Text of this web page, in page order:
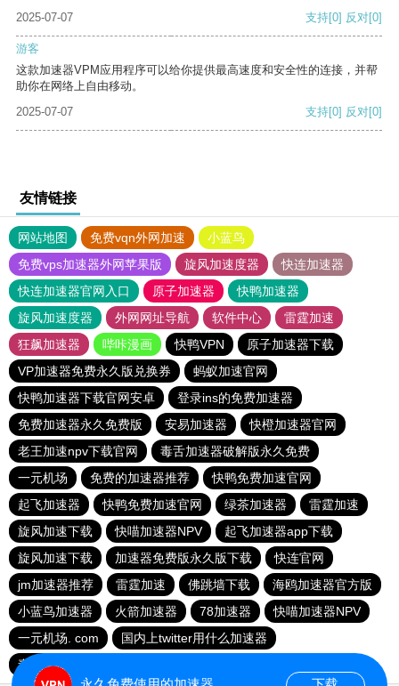
2025-07-07
支持[0] 反对[0]
游客
这款加速器VPM应用程序可以给你提供最高速度和安全性的连接，并帮
助你在网络上自由移动。
2025-07-07
支持[0] 反对[0]
友情链接
网站地图 免费vqn外网加速
小蓝鸟
免费vps加速器外网苹果版
旋风加速度器
快连加速器
快连加速器官网入口
原子加速器
快鸭加速器
旋风加速度器
外网网址导航 软件中心
雷霆加速
狂飙加速器
哔咔漫画 快鸭VPN
原子加速器下载
VP加速器免费永久版兑换券
蚂蚁加速官网
快鸭加速器下载官网安卓
登录ins的免费加速器
免费加速器永久免费版
安易加速器
快橙加速器官网
老王加速npv下载官网
毒舌加速器破解版永久免费
一元机场
免费的加速器推荐
快鸭免费加速官网
起飞加速器
快鸭免费加速官网 绿茶加速器
雷霆加速
旋风加速下载
快喵加速器NPV
起飞加速器app下载
旋风加速下载
加速器免费版永久版下载
快连官网
jm加速器推荐
雷霆加速 佛跳墙下载
海鸥加速器官方版
小蓝鸟加速器
火箭加速器 78加速器
快喵加速器NPV
一元机场. com
国内上twitter用什么加速器
毒舌加速器破解版永久免费